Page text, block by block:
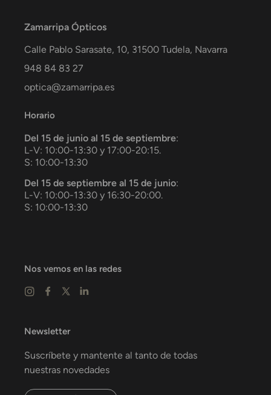
Zamarripa Ópticos
Calle Pablo Sarasate, 10, 31500 Tudela, Navarra
948 84 83 27
optica@zamarripa.es
Horario
Del 15 de junio al 15 de septiembre:
L-V: 10:00-13:30 y 17:00-20:15.
S: 10:00-13:30
Del 15 de septiembre al 15 de junio:
L-V: 10:00-13:30 y 16:30-20:00.
S: 10:00-13:30
Nos vemos en las redes
Newsletter
Suscríbete y mantente al tanto de todas
nuestras novedades